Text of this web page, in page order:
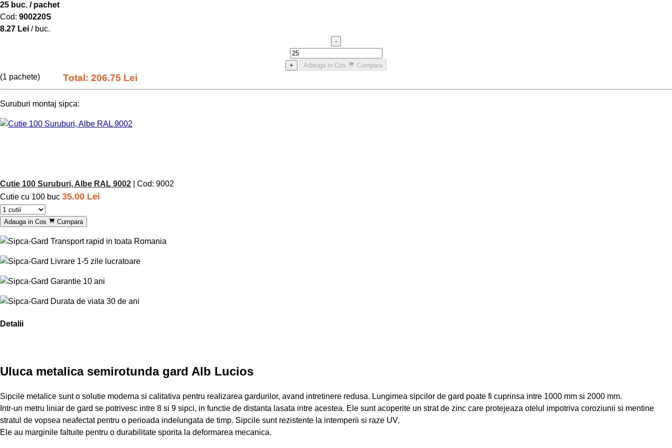
25 buc. / pachet
Cod: 900220S
8.27 Lei / buc.
-
+ Adauga in Cos Cumpara
(1 pachete) Total: 206.75 Lei
Suruburi montaj sipca:
Cutie 100 Suruburi, Albe RAL 9002
| Cod: 9002
Cutie cu 100 buc 35.00 Lei
Adauga in Cos Cumpara
Transport rapid in toata Romania
Livrare 1-5 zile lucratoare
Garantie 10 ani
Durata de viata 30 de ani
Detalii
Uluca metalica semirotunda gard Alb Lucios
Sipcile metalice sunt o solutie moderna si calitativa pentru realizarea gardurilor, avand intretinere redusa. Lungimea sipcilor de gard poate fi cuprinsa intre 1000 mm si 2000 mm.
Intr-un metru liniar de gard se potrivesc intre 8 si 9 sipci, in functie de distanta lasata intre acestea. Ele sunt acoperite un strat de zinc care protejeaza otelul impotriva coroziunii si mentine
stratul de vopsea neafectat pentru o perioada indelungata de timp. Sipcile sunt rezistente la intemperii si raze UV.
Ele au marginile faltuite pentru o durabilitate sporita la deformarea mecanica.